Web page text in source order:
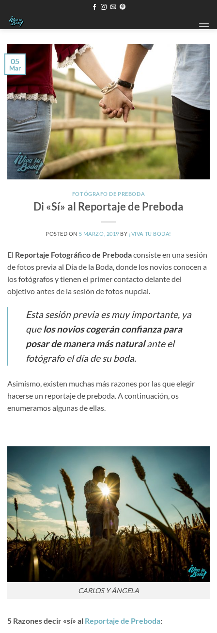
contenido
05
Mar
FOTÓGRAFO DE PREBODA
Di «Sí» al Reportaje de Preboda
POSTED ON 5 MARZO, 2019 BY ¡VIVA TU BODA!
El Reportaje Fotográfico de Prebodaconsiste en una sesión
de fotos previa al Día de la Boda, donde los novios conocen a
los fotógrafos y tienen el primer contacto delante del
objetivo antes de la sesión de fotos nupcial.
Esta sesión previa es muy importante, ya
quelos novios cogerán confianza para
posar de manera más naturalante el
fotógrafo eldía de su boda.
Asimismo, existen muchas más razones por las que elegir
hacerse un reportaje de preboda. A continuación, os
enumeramos algunas de ellas.
CARLOS Y ÁNGELA
5 Razones decir «sí» al Reportaje de Preboda: